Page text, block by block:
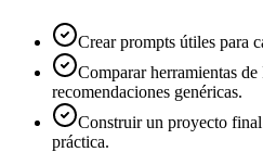
Crear prompts útiles para
Comparar herramientas
recomendaciones genéricas.
Construir un proyecto
práctica.